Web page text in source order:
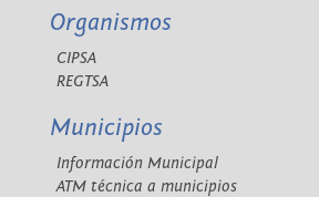
Organismos
CIPSA
REGTSA
Municipios
Información Municipal
ATM técnica a municipios